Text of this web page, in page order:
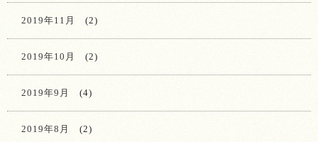
2019年11月 (2)
2019年10月 (2)
2019年9月 (4)
2019年8月 (2)